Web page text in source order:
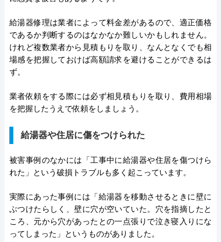
給湯器修理は業者によって料金差があるので、適正価格
であるか判断するのはなかなか難しいかもしれません。
けれど複数業者から見積もりを取り、なんとなくでも相
場感を把握しておけば高額請求を避けることができるは
ず。
業者依頼をする際には必ず相見積もりを取り、費用相場
を把握したうえで依頼をしましょう。
給湯器や住居に傷をつけられた
被害事例のなかには「工事中に給湯器や住居を傷つけら
れた」という破損トラブルも多く起こっています。
実際にあった事例には「給湯器を移動させるときに壁に
ぶつけたらしく、壁に穴が空いていた。穴を指摘したと
ころ、元から穴があったとの一点張りで泣き寝入りにな
ってしまった」というものがありました。